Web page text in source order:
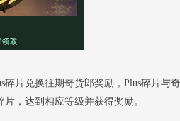
碎片兑换往期奇货郎奖励，Plus碎片
片，达到相应等级并获得奖励。